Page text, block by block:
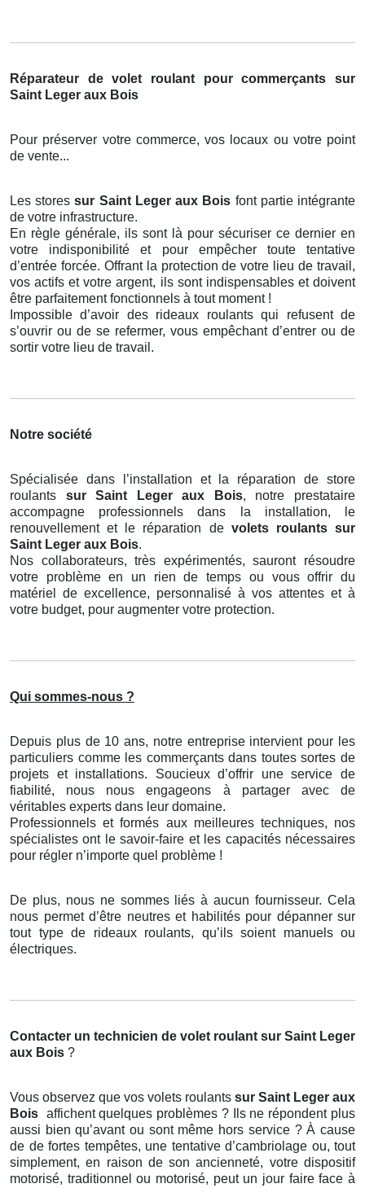
Réparateur de volet roulant pour commerçants sur
Saint Leger aux Bois
Pour préserver votre commerce, vos locaux ou votre point
de vente...
Les storessur Saint Leger aux Bois font partie intégrante
de votre infrastructure.
En règle générale, ils sont là pour sécuriser ce dernier en
votre indisponibilité et pour empêcher toute tentative
d’entrée forcée. Offrant la protection de votre lieu de travail,
vos actifs et votre argent, ils sont indispensables et doivent
être parfaitement fonctionnels à tout moment !
Impossible d’avoir des rideaux roulants qui refusent de
s’ouvrir ou de se refermer, vous empêchant d’entrer ou de
sortir votre lieu de travail.
Notre société
Spécialisée dans l’installation et la réparation de store
roulants sur Saint Leger aux Bois, notre prestataire
accompagne professionnels dans la installation, le
renouvellement et le réparation de volets roulants sur
Saint Leger aux Bois.
Nos collaborateurs, très expérimentés, sauront résoudre
votre problème en un rien de temps ou vous offrir du
matériel de excellence, personnalisé à vos attentes et à
votre budget, pour augmenter votre protection.
Qui sommes-nous ?
Depuis plus de 10 ans, notre entreprise intervient pour les
particuliers comme les commerçants dans toutes sortes de
projets et installations. Soucieux d’offrir une service de
fiabilité, nous nous engageons à partager avec de
véritables experts dans leur domaine.
Professionnels et formés aux meilleures techniques, nos
spécialistes ont le savoir-faire et les capacités nécessaires
pour régler n’importe quel problème !
De plus, nous ne sommes liés à aucun fournisseur. Cela
nous permet d’être neutres et habilités pour dépanner sur
tout type de rideaux roulants, qu’ils soient manuels ou
électriques.
Contacter un technicien de volet roulant sur Saint Leger
aux Bois ?
Vous observez que vos volets roulants sur Saint Leger aux
Bois affichent quelques problèmes ? Ils ne répondent plus
aussi bien qu’avant ou sont même hors service ? À cause
de de fortes tempêtes, une tentative d’cambriolage ou, tout
simplement, en raison de son ancienneté, votre dispositif
motorisé, traditionnel ou motorisé, peut un jour faire face à